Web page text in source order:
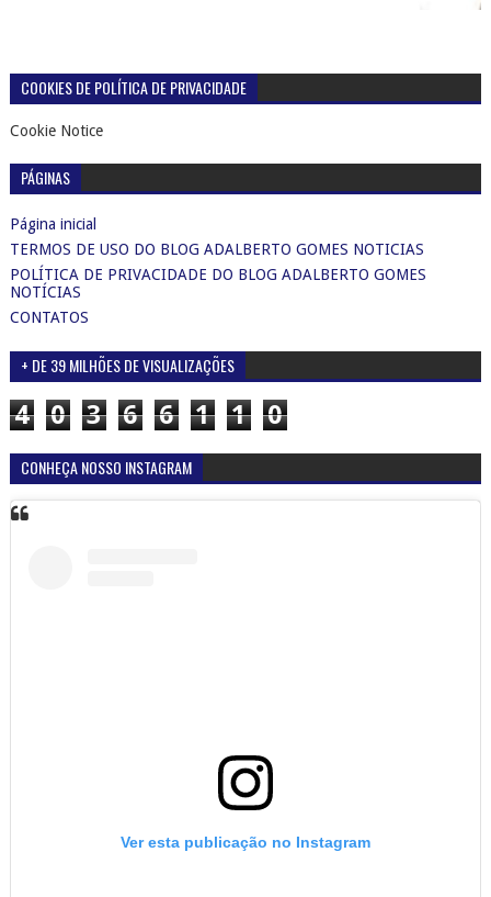
COOKIES DE POLÍTICA DE PRIVACIDADE
Cookie Notice
PÁGINAS
Página inicial
TERMOS DE USO DO BLOG ADALBERTO GOMES NOTICIAS
POLÍTICA DE PRIVACIDADE DO BLOG ADALBERTO GOMES
NOTÍCIAS
CONTATOS
+ DE 39 MILHÕES DE VISUALIZAÇÕES
4 0 3 6 6 1 1 0
CONHEÇA NOSSO INSTAGRAM
Ver esta publicação no Instagram